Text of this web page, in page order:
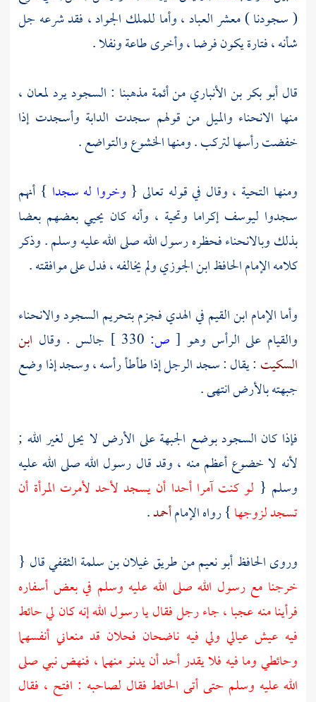
( سجودنا ) معشر العباد ، وأما للملك الجواد ، فقد شرعه جل
شأنه ، فتارة يكون فرضا ، وأخرى طاعة ونفلا .
قالأبو بكر بن الأنباريمن أئمة مذهبنا : السجود يرد لمعان ،
منها الانحناء والميل من قولهم سجدت الدابة وأسجدت إذا
خفضت رأسها لتركب . ومنها الخشوع والتواضع .
ومنها التحية ، وقال في قوله تعالى { وخروا له سجدا } أنهم
سجدوا ليوسفإكراما وتحية ، وأنه كان يحيي بعضهم بعضا
بذلك وبالانحناء فحظره رسول الله صلى الله عليه وسلم . وذكر
كلامه الإمام الحافظابن الجوزيولم يخالفه ، فدل على موافقته .
وأما الإمامابن القيمفي الهدي فجزم بتحريم السجود والانحناء
والقيام على الرأس وهو [ ص: جالس . وقال ابن
السكيت : يقال : سجد الرجل إذا طأطأ رأسه ، وسجد إذا وضع
جبهته بالأرض انتهى .
فإذا كان السجود بوضع الجبهة على الأرض لا يحل لغير الله ;
لأنه لا خضوع أعظم منه ، وقد قال رسول الله صلى الله عليه
وسلم { لو كنت آمرا أحدا أن يسجد لأحد لأمرت المرأة أن
تسجد لزوجها} رواه الإمامأحمد.
وروىالحافظ أبو نعيممن طريقغيلان بن سلمة الثقفيقال {
خرجنا مع رسول الله صلى الله عليه وسلم في بعض أسفاره
فرأينا منه عجبا ، جاء رجل فقال يا رسول الله إنه كان لي حائط
فيه عيش عيالي ولي فيه ناضحان فحلان قد منعاني أنفسهما
وحائطي وما فيه فلا يقدر أحد أن يدنو منهما ، فنهض نبي صلى
الله عليه وسلم حتى أتى الحائط فقال لصاحبه : افتح ، فقال